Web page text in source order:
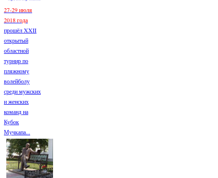
27-29 июля
2018 года
прошёл XXII
открытый
областной
турнир по
пляжному
волейболу
среди мужских
и женских
команд на
Кубок
Мучкапа...